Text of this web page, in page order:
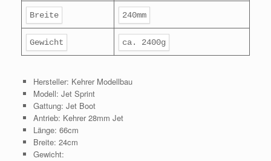
Breite 240mm
Gewicht ca. 2400g
Hersteller: Kehrer Modellbau
Modell: Jet Sprint
Gattung: Jet Boot
Antrieb: Kehrer 28mm Jet
Länge: 66cm
Breite: 24cm
Gewicht: